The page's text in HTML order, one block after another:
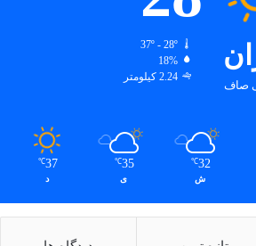
صاف
37º - 28º
18%
2.24 کیلومتر
32
℃
ش
35
℃
ی
37
℃
د